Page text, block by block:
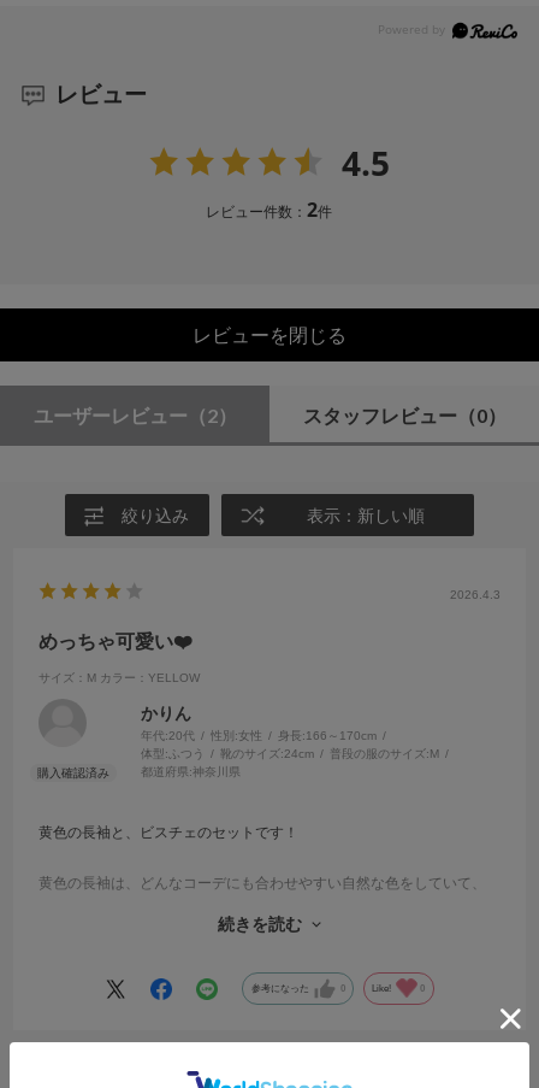
レビュー
4.5
レビュー件数：2件
レビューを閉じる
ユーザーレビュー （2） スタッフレビュー （0）
絞り込み 表示：新しい順
2026.4.3
めっちゃ可愛い❤️
サイズ：M カラー：YELLOW
かりん
年代:20代 性別:女性 身長:166～170cm
体型: ふつう 靴のサイズ:24cm 普段の服のサイズ:M
都道府県:神奈川県
黄色の長袖と、ビスチェのセットです！
黄色の長袖は、どんなコーデにも合わせやすい自然な色をしていて、
ただ、脇部分の皺寄りは少し気になるかなって感じ。
ビスチェはシースルーで、ブラの形が透けるのを隠してくれます！し
かも裏にゴムが入っているから、風で“マリリンモンローのスカート”み
続きを読む
参考になった 0 Like! 0